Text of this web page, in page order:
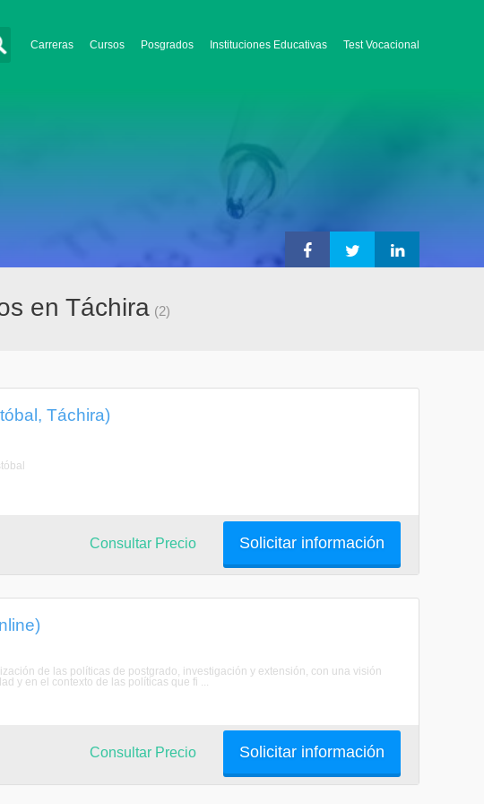
Carreras Cursos Posgrados Instituciones Educativas Test Vocacional
en Táchira (2)
Táchira)
Solicitar información
Consultar Precio
de las políticas de postgrado, investigación y extensión, con una visión
y en el contexto de las políticas que fi ...
Solicitar información
Consultar Precio